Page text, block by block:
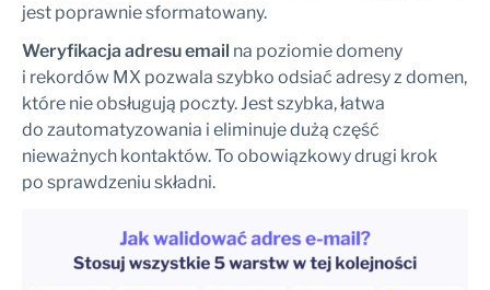
jest poprawnie sformatowany.
Weryfikacja adresu email na poziomie domeny
i rekordów MX pozwala szybko odsiać adresy z domen,
które nie obsługują poczty. Jest szybka, łatwa
do zautomatyzowania i eliminuje dużą część
nieważnych kontaktów. To obowiązkowy drugi krok
po sprawdzeniu składni.